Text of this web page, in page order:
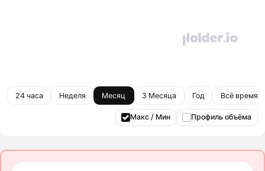
24 часа Неделя Месяц 3 Месяца Год Всё время
Макс / Мин Профиль объёма